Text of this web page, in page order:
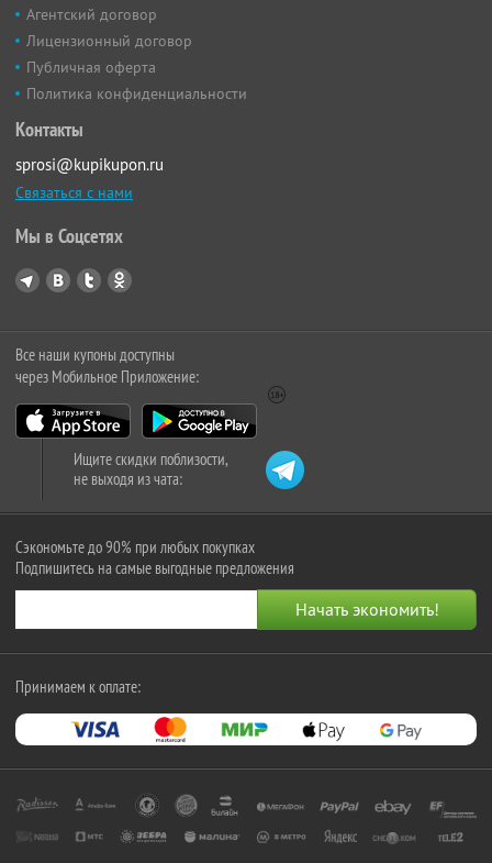
Агентский договор
Лицензионный договор
Публичная оферта
Политика конфиденциальности
Контакты
sprosi@kupikupon.ru
Связаться с нами
Мы в Соцсетях
Все наши купоны доступны
через Мобильное Приложение:
Ищите скидки поблизости,
не выходя из чата:
Сэкономьте до 90% при любых покупках
Подпишитесь на самые выгодные предложения
Принимаем к оплате: